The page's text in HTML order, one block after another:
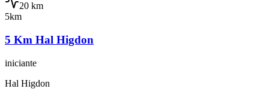
20 km
5km
5 Km Hal Higdon
iniciante
Hal Higdon